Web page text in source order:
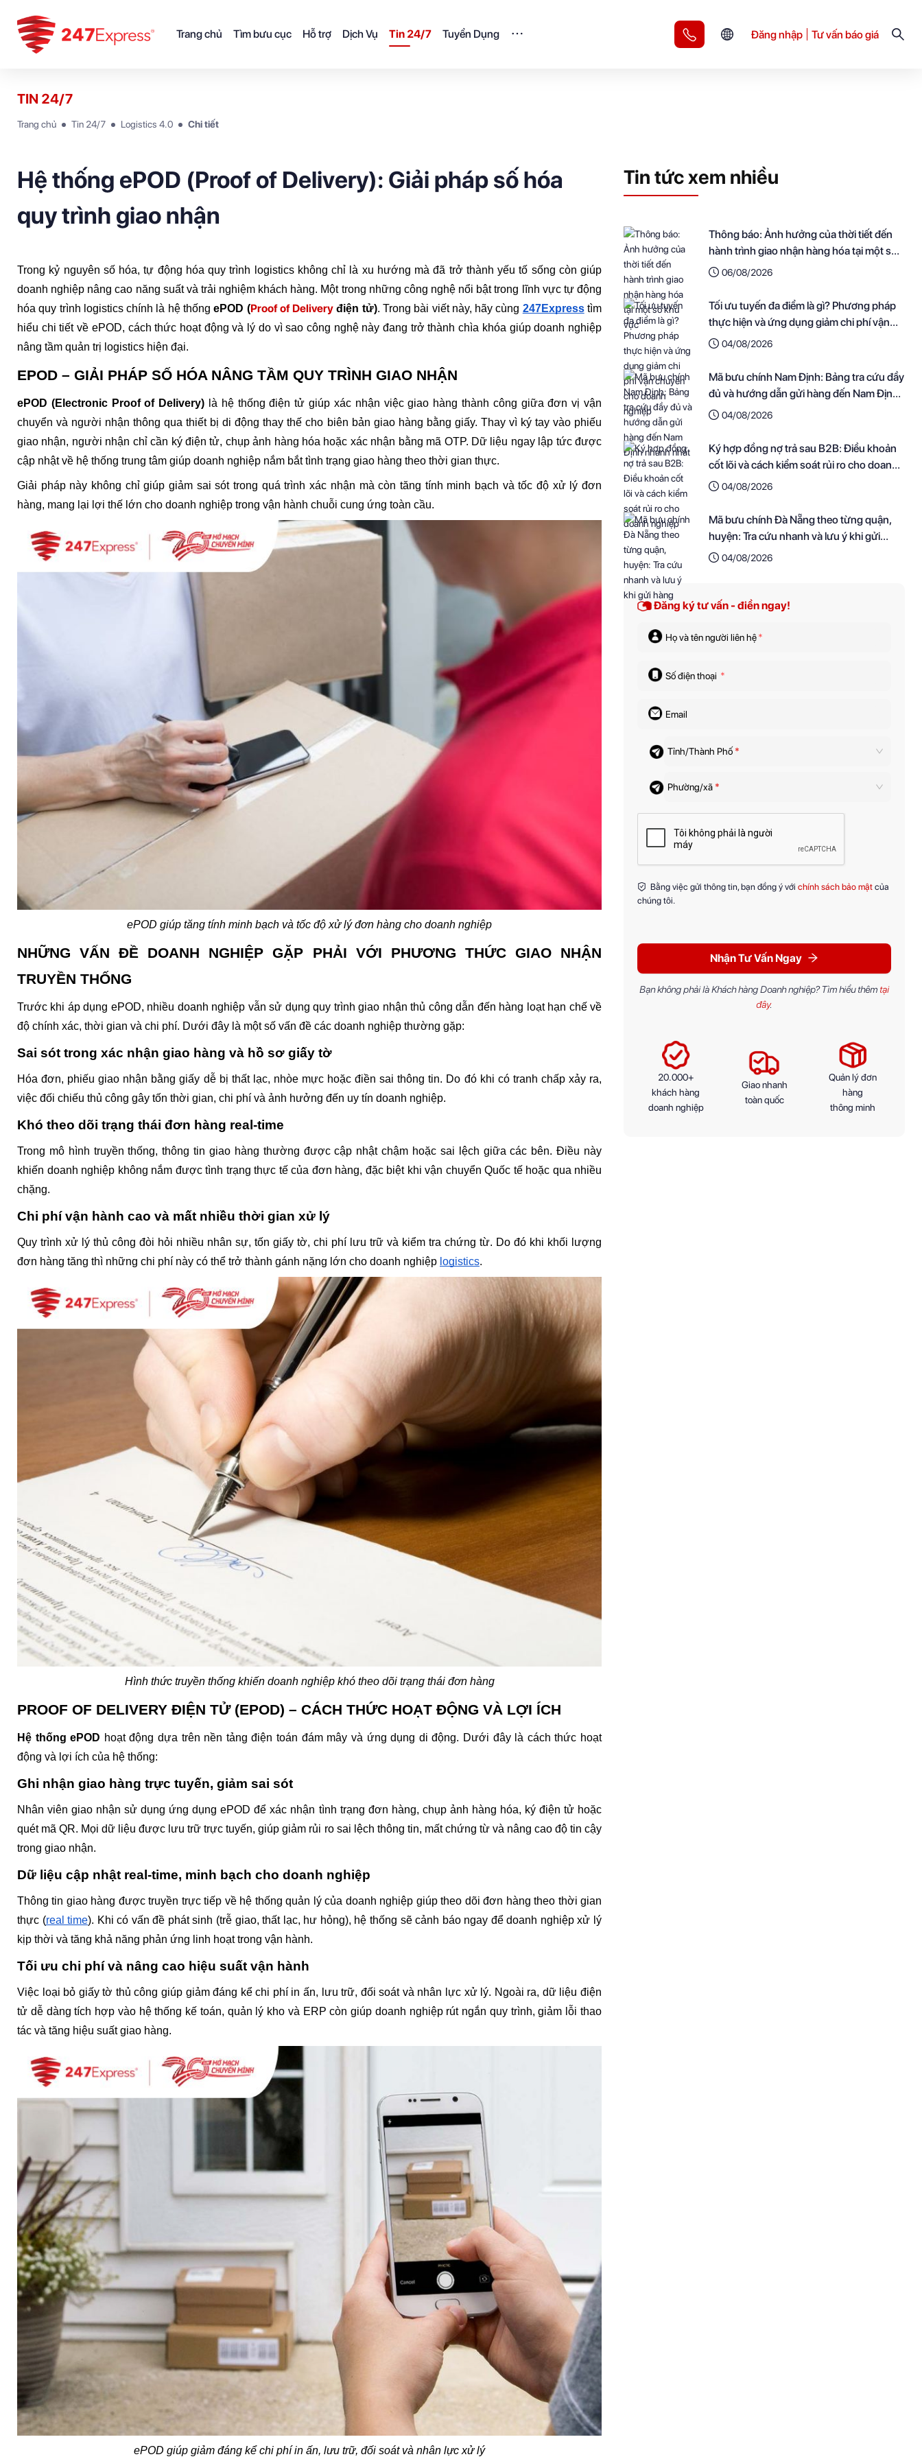
Trang chủ Tìm bưu cục Hỗ trợ Dịch Vụ Tin 24/7 Tuyển Dụng Đăng nhập Tư vấn báo giá
TIN 24/7
Trang chủ Tin 24/7 Logistics 4.0 Chi tiết
Hệ thống ePOD (Proof of Delivery): Giải pháp số hóa
quy trình giao nhận
Trong kỷ nguyên số hóa, tự động hóa quy trình logistics không chỉ là xu hướng mà đã trở thành yếu tố sống còn giúp
doanh nghiệp nâng cao năng suất và trải nghiệm khách hàng. Một trong những công nghệ nổi bật trong lĩnh vực tự động
hóa quy trình logistics chính là hệ thống ePOD (Proof of Delivery điện tử). Trong bài viết này, hãy cùng 247Express tìm
hiểu chi tiết về ePOD, cách thức hoạt động và lý do vì sao công nghệ này đang trở thành chìa khóa giúp doanh nghiệp
nâng tầm quản trị logistics hiện đại.
EPOD – GIẢI PHÁP SỐ HÓA NÂNG TẦM QUY TRÌNH GIAO NHẬN
ePOD (Electronic Proof of Delivery) là hệ thống điện tử giúp xác nhận việc giao hàng thành công giữa đơn vị vận
chuyển và người nhận thông qua thiết bị di động thay thế cho biên bản giao hàng bằng giấy. Thay vì ký tay vào phiếu
giao nhận, người nhận chỉ cần ký điện tử, chụp ảnh hàng hóa hoặc xác nhận bằng mã OTP. Dữ liệu ngay lập tức được
cập nhật về hệ thống trung tâm giúp doanh nghiệp nắm bắt tình trạng giao hàng theo thời gian thực.
Giải pháp này không chỉ giúp giảm sai sót trong quá trình xác nhận mà còn tăng tính minh bạch và tốc độ xử lý đơn
hàng, mang lại lợi thế lớn cho doanh nghiệp trong vận hành chuỗi cung ứng toàn cầu.
ePOD giúp tăng tính minh bạch và tốc độ xử lý đơn hàng cho doanh nghiệp
NHỮNG VẤN ĐỀ DOANH NGHIỆP GẶP PHẢI VỚI PHƯƠNG THỨC GIAO NHẬN
TRUYỀN THỐNG
Trước khi áp dụng ePOD, nhiều doanh nghiệp vẫn sử dụng quy trình giao nhận thủ công dẫn đến hàng loạt hạn chế về
độ chính xác, thời gian và chi phí. Dưới đây là một số vấn đề các doanh nghiệp thường gặp:
Sai sót trong xác nhận giao hàng và hồ sơ giấy tờ
Hóa đơn, phiếu giao nhận bằng giấy dễ bị thất lạc, nhòe mực hoặc điền sai thông tin. Do đó khi có tranh chấp xảy ra,
việc đối chiếu thủ công gây tốn thời gian, chi phí và ảnh hưởng đến uy tín doanh nghiệp.
Khó theo dõi trạng thái đơn hàng real-time
Trong mô hình truyền thống, thông tin giao hàng thường được cập nhật chậm hoặc sai lệch giữa các bên. Điều này
khiến doanh nghiệp không nắm được tình trạng thực tế của đơn hàng, đặc biệt khi vận chuyển Quốc tế hoặc qua nhiều
chặng.
Chi phí vận hành cao và mất nhiều thời gian xử lý
Quy trình xử lý thủ công đòi hỏi nhiều nhân sự, tốn giấy tờ, chi phí lưu trữ và kiểm tra chứng từ. Do đó khi khối lượng
đơn hàng tăng thì những chi phí này có thể trở thành gánh nặng lớn cho doanh nghiệp logistics.
Hình thức truyền thống khiến doanh nghiệp khó theo dõi trạng thái đơn hàng
PROOF OF DELIVERY ĐIỆN TỬ (EPOD) – CÁCH THỨC HOẠT ĐỘNG VÀ LỢI ÍCH
Hệ thống ePOD hoạt động dựa trên nền tảng điện toán đám mây và ứng dụng di động. Dưới đây là cách thức hoạt
động và lợi ích của hệ thống:
Ghi nhận giao hàng trực tuyến, giảm sai sót
Nhân viên giao nhận sử dụng ứng dụng ePOD để xác nhận tình trạng đơn hàng, chụp ảnh hàng hóa, ký điện tử hoặc
quét mã QR. Mọi dữ liệu được lưu trữ trực tuyến, giúp giảm rủi ro sai lệch thông tin, mất chứng từ và nâng cao độ tin cậy
trong giao nhận.
Dữ liệu cập nhật real-time, minh bạch cho doanh nghiệp
Thông tin giao hàng được truyền trực tiếp về hệ thống quản lý của doanh nghiệp giúp theo dõi đơn hàng theo thời gian
thực (real time). Khi có vấn đề phát sinh (trễ giao, thất lạc, hư hỏng), hệ thống sẽ cảnh báo ngay để doanh nghiệp xử lý
kịp thời và tăng khả năng phản ứng linh hoạt trong vận hành.
Tối ưu chi phí và nâng cao hiệu suất vận hành
Việc loại bỏ giấy tờ thủ công giúp giảm đáng kể chi phí in ấn, lưu trữ, đối soát và nhân lực xử lý. Ngoài ra, dữ liệu điện
tử dễ dàng tích hợp vào hệ thống kế toán, quản lý kho và ERP còn giúp doanh nghiệp rút ngắn quy trình, giảm lỗi thao
tác và tăng hiệu suất giao hàng.
ePOD giúp giảm đáng kể chi phí in ấn, lưu trữ, đối soát và nhân lực xử lý
Tin tức xem nhiều
Thông báo: Ảnh hưởng của thời tiết đến
hành trình giao nhận hàng hóa tại một số
khu vực
06/08/2026
Tối ưu tuyến đa điểm là gì? Phương pháp
thực hiện và ứng dụng giảm chi phí vận
chuyển cho doanh nghiệp
04/08/2026
Mã bưu chính Nam Định: Bảng tra cứu đầy
đủ và hướng dẫn gửi hàng đến Nam Định
nhanh nhất
04/08/2026
Ký hợp đồng nợ trả sau B2B: Điều khoản
cốt lõi và cách kiểm soát rủi ro cho doanh
nghiệp
04/08/2026
Mã bưu chính Đà Nẵng theo từng quận,
huyện: Tra cứu nhanh và lưu ý khi gửi
hàng04/08/2026
Đăng ký tư vấn - điền ngay!
Họ và tên người liên hệ*
Số điện thoại *
Email
Tỉnh/Thành Phố *
Phường/xã *
Bằng việc gửi thông tin, bạn đồng ý với chính sách bảo mật của
chúng tôi.
Nhận Tư Vấn Ngay
Bạn không phải là Khách hàng Doanh nghiệp? Tìm hiểu thêm tại
đây.
20.000+
khách hàng
doanh nghiệp
Giao nhanh
toàn quốc
Quản lý đơn
hàng
thông minh